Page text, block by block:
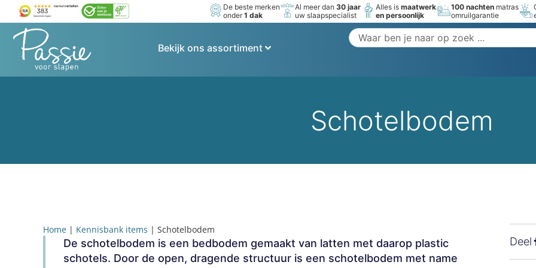
De beste merken
onder1 dak
Al meer dan30 jaar
uw slaapspecialist
Alles ismaatwerk
en persoonlijk
100 nachten matras
omruilgarantie
Bekijk ons assortiment
Schotelbodem
Home | Kennisbank items | Schotelbodem
De schotelbodem is een bedbodem gemaakt van latten met daarop plastic
schotels. Door de open, dragende structuur is een schotelbodem met name
Deel